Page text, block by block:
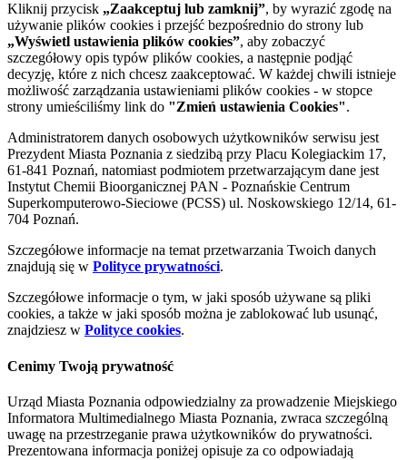
Kliknij przycisk „Zaakceptuj lub zamknij”, by wyrazić zgodę na
używanie plików cookies i przejść bezpośrednio do strony lub
„Wyświetl ustawienia plików cookies”, aby zobaczyć
szczegółowy opis typów plików cookies, a następnie podjąć
decyzję, które z nich chcesz zaakceptować. W każdej chwili istnieje
możliwość zarządzania ustawieniami plików cookies - w stopce
strony umieściliśmy link do "Zmień ustawienia Cookies".
Administratorem danych osobowych użytkowników serwisu jest
Prezydent Miasta Poznania z siedzibą przy Placu Kolegiackim 17,
61-841 Poznań, natomiast podmiotem przetwarzającym dane jest
Instytut Chemii Bioorganicznej PAN - Poznańskie Centrum
Superkomputerowo-Sieciowe (PCSS) ul. Noskowskiego 12/14, 61-
704 Poznań.
Szczegółowe informacje na temat przetwarzania Twoich danych
znajdują się w Polityce prywatności.
Szczegółowe informacje o tym, w jaki sposób używane są pliki
cookies, a także w jaki sposób można je zablokować lub usunąć,
znajdziesz w Polityce cookies.
Cenimy Twoją prywatność
Urząd Miasta Poznania odpowiedzialny za prowadzenie Miejskiego
Informatora Multimedialnego Miasta Poznania, zwraca szczególną
uwagę na przestrzeganie prawa użytkowników do prywatności.
Prezentowana informacja poniżej opisuje za co odpowiadają